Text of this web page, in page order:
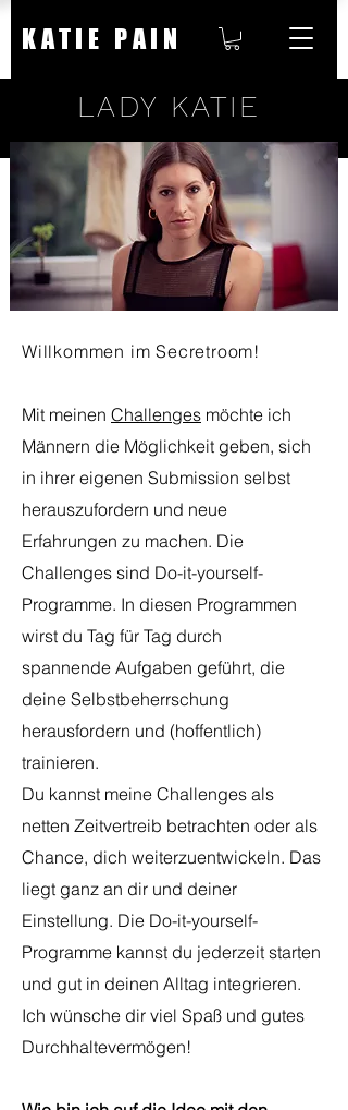
KATIE PAIN
LADY KATIE
Willkommen im Secretroom!
Mit meinen Challenges möchte ich
Männern die Möglichkeit geben, sich
in ihrer eigenen Submission selbst
herauszufordern und neue
Erfahrungen zu machen. Die
Challenges sind Do-it-yourself-
Programme. In diesen Programmen
wirst du Tag für Tag durch
spannende Aufgaben geführt, die
deine Selbstbeherrschung
herausfordern und (hoffentlich)
trainieren.
Du kannst meine Challenges als
netten Zeitvertreib betrachten oder als
Chance, dich weiterzuentwickeln. Das
liegt ganz an dir und deiner
Einstellung. Die Do-it-yourself-
Programme kannst du jederzeit starten
und gut in deinen Alltag integrieren.
Ich wünsche dir viel Spaß und gutes
Durchhaltevermögen!